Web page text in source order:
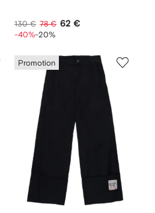
130 € 78 € 62 €
-40%-20%
Promotion